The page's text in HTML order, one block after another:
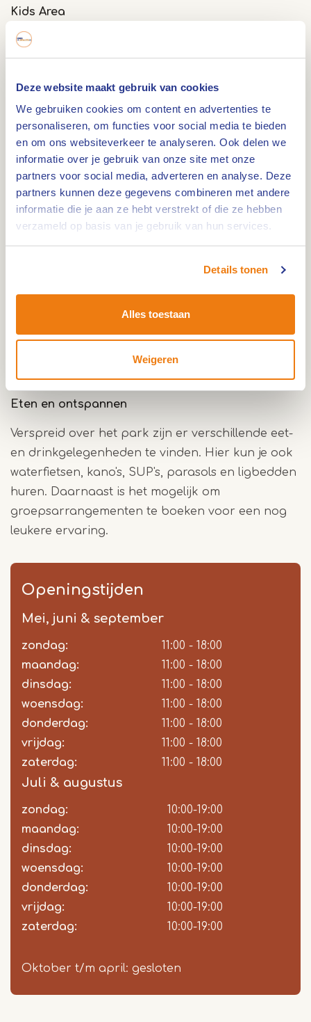
Deze website maakt gebruik van cookies
We gebruiken cookies om content en advertenties te
personaliseren, om functies voor social media te bieden
en om ons websiteverkeer te analyseren. Ook delen we
informatie over je gebruik van onze site met onze
partners voor social media, adverteren en analyse. Deze
partners kunnen deze gegevens combineren met andere
informatie die je aan ze hebt verstrekt of die ze hebben
verzameld op basis van je gebruik van hun services.
Details tonen
Alles toestaan
Weigeren
Kids Area
Voor de jongste bezoekers is er Little Beach: een
rookvrij speelparadijs speciaal ingericht voor
een peuterbadje, trampolines en nog veel meer.
Bovendien zijn er in de kiosk heerlijke hapjes en
verfrissende drankjes te koop.
Super Slide
De Super Slide is een spectaculaire glijbaan met
vier schansen, waar je met zinderende vaart
vanaf glijdt. Toegang tot de Super Slide kost €
en ouder en geopend wanneer aangegeven op
Eten en ontspannen
Verspreid over het park zijn er verschillende eet-
en drinkgelegenheden te vinden. Hier kun je ook
waterfietsen, kano's, SUP's, parasols en ligbedden
huren. Daarnaast is het mogelijk om
groepsarrangementen te boeken voor een nog
leukere ervaring.
Openingstijden
Mei, juni & september
Dag
Time
slot
Reactie
zondag:
11:00 - 18:00
maandag:
11:00 - 18:00
dinsdag:
11:00 - 18:00
woensdag:
11:00 - 18:00
donderdag:
11:00 - 18:00
vrijdag:
11:00 - 18:00
zaterdag:
11:00 - 18:00
Juli & augustus
Dag
Time
slot
Reactie
zondag:
10:00-19:00
maandag:
10:00-19:00
dinsdag:
10:00-19:00
woensdag:
10:00-19:00
donderdag:
10:00-19:00
vrijdag:
10:00-19:00
zaterdag:
10:00-19:00
Oktober t/m april: gesloten